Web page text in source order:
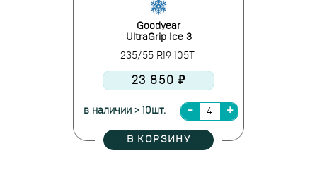
Goodyear
UltraGrip Ice 3
235/55 R19 105T
23 850 ₽
в наличии > 10шт.
В КОРЗИНУ